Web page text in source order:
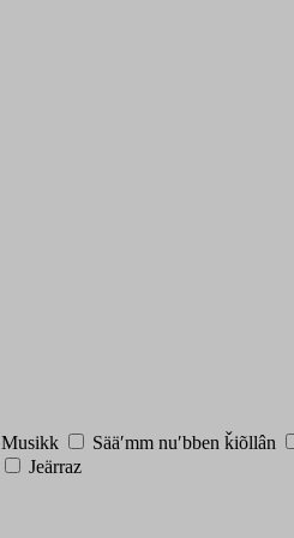
Musikk Sääʹmm nuʹbben ǩiõllân
Jeärraz